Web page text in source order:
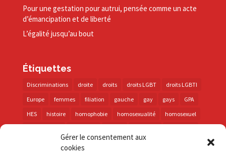
Gérer le consentement aux
cookies
Pour une gestation pour autrui, pensée comme un acte
d’émancipation et de liberté
L’égalité jusqu’au bout
Étiquettes
Discriminations droite droits droits LGBT
droits LGBTI
Europe
femmes filiation gauche gay gays
GPA
HES
histoire homophobie homosexualité
homosexuel